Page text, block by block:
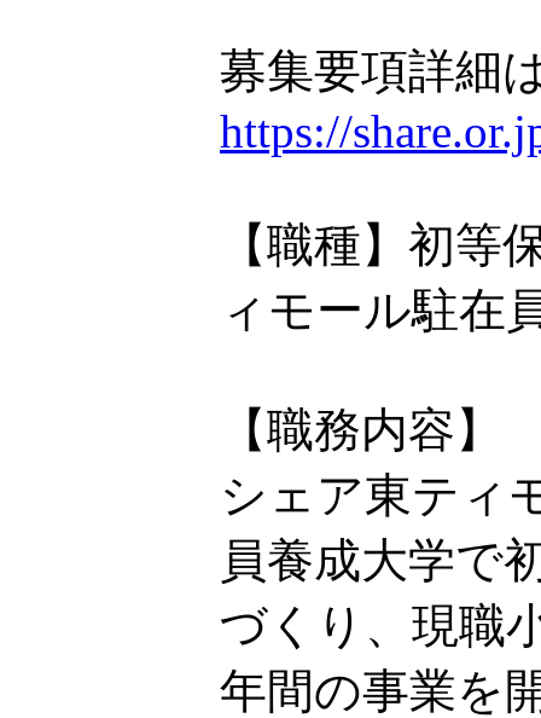
募集要項詳細
https://
【職種】初
ィモール駐在
【職務内容】
シェア東ティ
員養成大学で
づくり、現職
年間の事業を